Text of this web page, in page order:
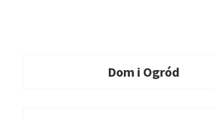
Dom i Ogród